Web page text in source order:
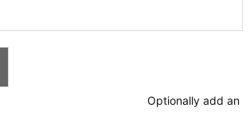
Optionally add an